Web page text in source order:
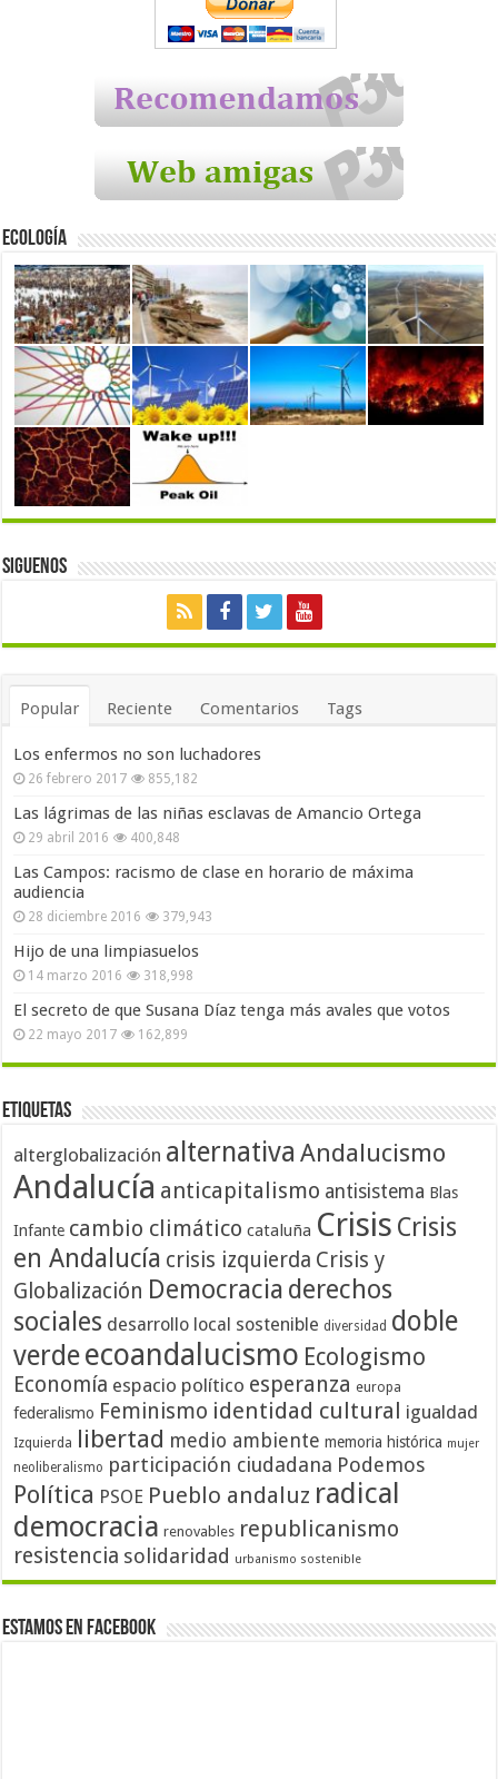
Ecología
Siguenos
Popular Reciente Comentarios Tags
Los enfermos no son luchadores
26 febrero 2017 855,182
Las lágrimas de las niñas esclavas de Amancio Ortega
29 abril 2016 400,848
Las Campos: racismo de clase en horario de máxima
audiencia
28 diciembre 2016 379,943
Hijo de una limpiasuelos
14 marzo 2016 318,998
El secreto de que Susana Díaz tenga más avales que votos
22 mayo 2017 162,899
Etiquetas
alterglobalización alternativa Andalucismo
Andalucía anticapitalismo antisistema Blas
Infante cambio climático cataluña Crisis Crisis
en Andalucía crisis izquierda Crisis y
Globalización Democracia derechos
sociales desarrollo local sostenible diversidad doble
verdeecoandalucismo Ecologismo
Economía espacio político esperanza europa
federalismo Feminismo identidad cultural igualdad
Izquierda libertad medio ambiente memoria histórica mujer
neoliberalismo participación ciudadana Podemos
Política PSOE Pueblo andaluz radical
democracia renovables republicanismo
resistencia solidaridad urbanismo sostenible
Estamos en Facebook